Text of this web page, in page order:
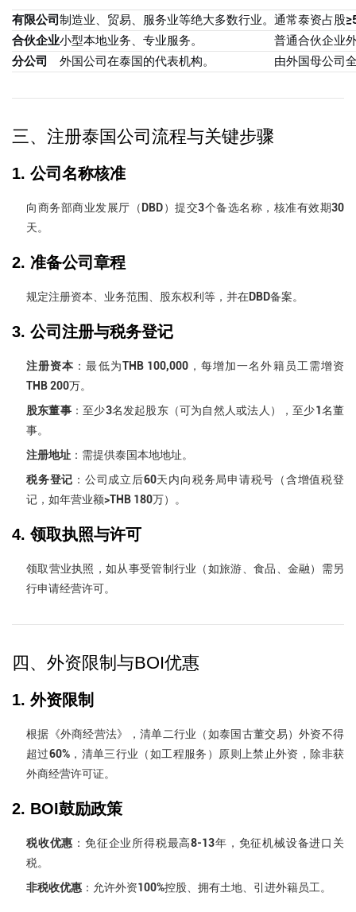
有限公司制造业、贸易、服务业等绝大多数行业。 通常泰资占股
合伙企业小型本地业务、专业服务。
普通合伙企业
分公司
外国公司在泰国的代表机构。 由外国母公司
三、注册泰国公司流程与关键步骤
1. 公司名称核准
向商务部商业发展厅（DBD）提交3个备选名称，核准有效期30
天。
2. 准备公司章程
规定注册资本、业务范围、股东权利等，并在DBD备案。
3. 公司注册与税务登记
注册资本 ：最低为THB 100,000，每增加一名外籍员工需增资
THB 200万。
股东董事：至少3名发起股东（可为自然人或法人），至少1名董
事。
注册地址 ：需提供泰国本地地址。
税务登记 ：公司成立后60天内向税务局申请税号（含增值税登
记，如年营业额>THB 180万）。
4. 领取执照与许可
领取营业执照，如从事受管制行业（如旅游、食品、金融）需另
行申请经营许可。
四、外资限制与BOI优惠
1. 外资限制
根据《外商经营法》，清单二行业（如泰国古董交易）外资不得
超过60%，清单三行业（如工程服务）原则上禁止外资，除非获
外商经营许可证。
2. BOI鼓励政策
税收优惠 ：免征企业所得税最高8-13年，免征机械设备进口关
税。
非税收优惠 ：允许外资100%控股、拥有土地、引进外籍员工。